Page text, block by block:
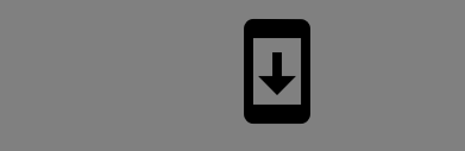
system_update